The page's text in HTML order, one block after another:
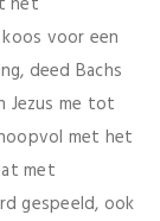
voor een
deed Bachs
Jezus me tot
met het
met
gespeeld, ook